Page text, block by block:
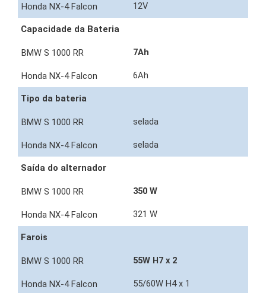
12V
Capacidade da Bateria
7Ah
6Ah
Tipo da bateria
selada
selada
Saída do alternador
350 W
321 W
Farois
55W H7 x 2
55/60W H4 x 1